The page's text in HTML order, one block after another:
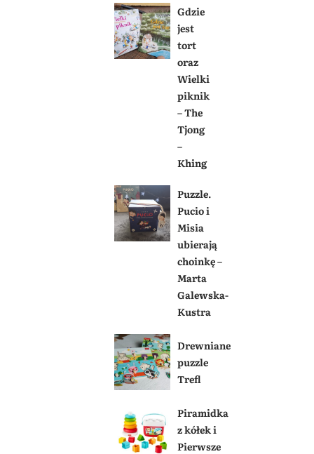
Gdzie
jest
tort
oraz
Wielki
piknik
– The
Tjong
–
Khing
Puzzle.
Pucio i
Misia
ubierają
choinkę –
Marta
Galewska-
Kustra
Drewniane
puzzle
Trefl
Piramidka
z kółek i
Pierwsze